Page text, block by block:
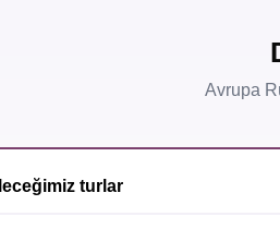
bölgesi, Romalıların bile
tarih boyunca birçok
Avrupa
turlar